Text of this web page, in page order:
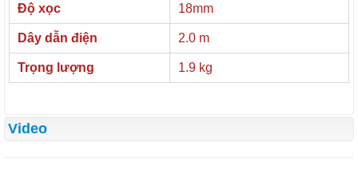
Độ xọc 18mm
Dây dẫn điện 2.0 m
Trọng lượng 1.9 kg
Video